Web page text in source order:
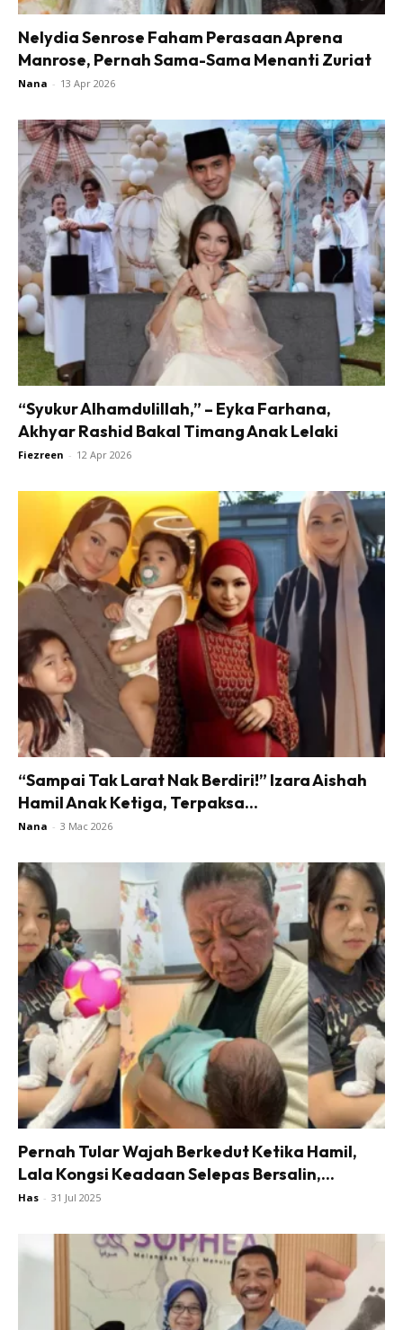
Nelydia Senrose Faham Perasaan Aprena
Manrose, Pernah Sama-Sama Menanti Zuriat
Nana - 13 Apr 2026
“Syukur Alhamdulillah,” – Eyka Farhana,
Akhyar Rashid Bakal Timang Anak Lelaki
Fiezreen - 12 Apr 2026
“Sampai Tak Larat Nak Berdiri!” Izara Aishah
Hamil Anak Ketiga, Terpaksa...
Nana - 3 Mac 2026
Pernah Tular Wajah Berkedut Ketika Hamil,
Lala Kongsi Keadaan Selepas Bersalin,...
Has - 31 Jul 2025